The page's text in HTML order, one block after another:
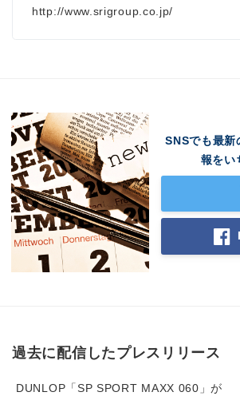
http://www.srigroup.co.jp/
SNSでも最新
報をい
過去に配信したプレスリリース
DUNLOP「SP SPORT MAXX 060」が